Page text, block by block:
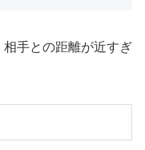
手との距離が近すぎ